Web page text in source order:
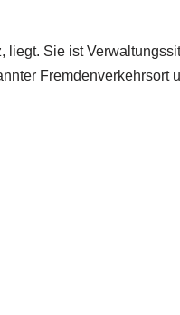
liegt. Sie ist
Fremdenverkehrsort